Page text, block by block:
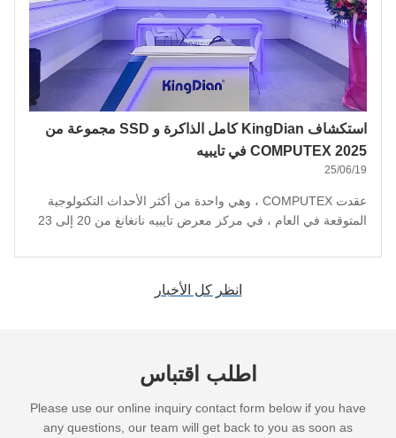
استكشاف KingDian كامل الذاكرة و SSD مجموعة من
COMPUTEX 2025 في تايبيه
25/06/19
عقدت COMPUTEX ، وهي واحدة من أكثر الأحداث التكنولوجية
المتوقعة في العام ، في مركز معرض تايبيه نانغانغ من 20 إلى 23
الشركات الناشئة، والمهتمين بالتكنولوجيا للكشف عن تقنيات رائدة
تشكل مستقبل الحوسبة.كينغديان) أثرت إعجابًا رائعًا في المعرض).
انظر كل الأخبار
اطلب اقتباس
Please use our online inquiry contact form below if you have
any questions, our team will get back to you as soon as